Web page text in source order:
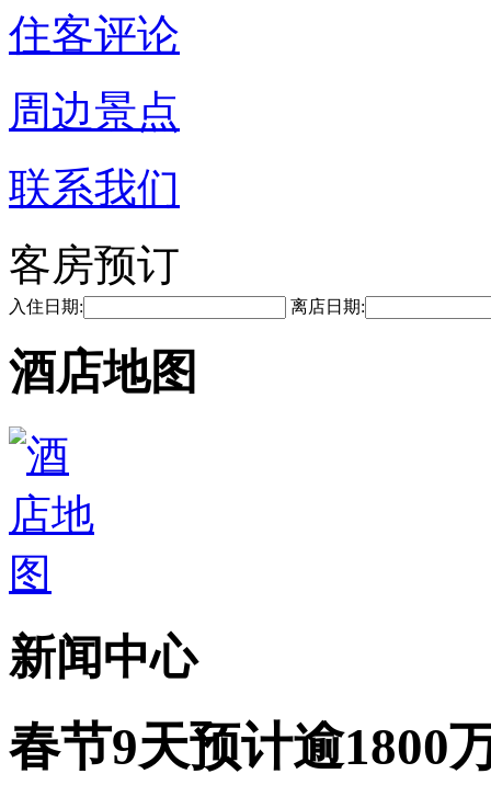
住客评论
周边景点
联系我们
客房预订
入住日期: 离店日期:
酒店地图
新闻中心
春节9天预计逾1800